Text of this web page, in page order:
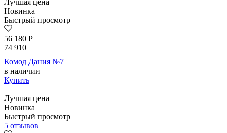
Лучшая цена
Новинка
Быстрый просмотр
56 180 Р
74 910
Комод Дания №7
в наличии
Купить
Лучшая цена
Новинка
Быстрый просмотр
5 отзывов